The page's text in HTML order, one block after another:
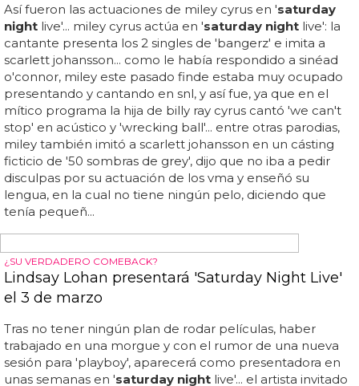
encantada, así que la ex amiga de dr luke ya puede estar
bien contenta... compruébalo tú mismo: ... nosotros no
creemos que tenga mucha gracia el gag, aunque esta
vez sí que imita bien a la artista, no como le sucedió con
christina aguilera... otro de los gags que llevó a cabo la
intérprete de 'firework' fue una imitación de florence +
the machine... en el gag, muy corto, promociona un cd
de...
HANNAH MONTANA FUE ASESINADA